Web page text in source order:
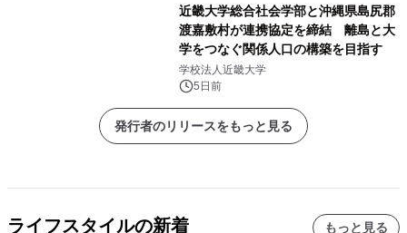
近畿大学総合社会学部と沖縄県島尻郡
渡嘉敷村が連携協定を締結 離島と大
学をつなぐ関係人口の構築を目指す
学校法人近畿大学
5日前
発行者のリリースをもっと見る
ライフスタイルの新着 もっと見る